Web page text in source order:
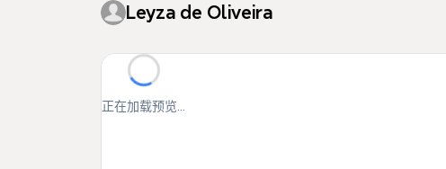
Leyza de Oliveira
正在加载预览...